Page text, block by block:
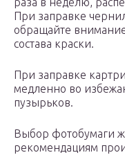
При заправке
обращайте внимание
состава краски.
При заправке
медленно во
пузырьков.
Выбор фотобумаги
рекомендациям